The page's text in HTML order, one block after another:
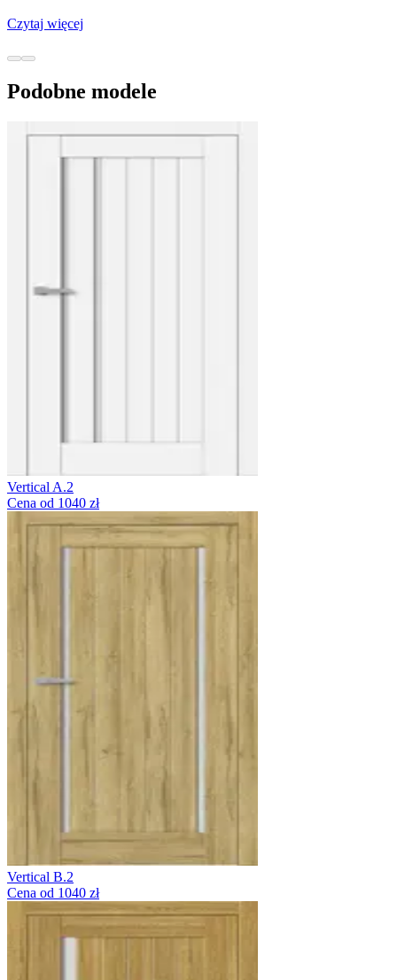
Czytaj więcej
Podobne modele
Vertical A.2
Cena od 1040 zł
Vertical B.2
Cena od 1040 zł